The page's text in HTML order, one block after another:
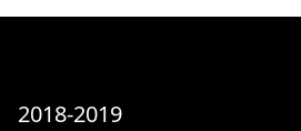
2018-2019